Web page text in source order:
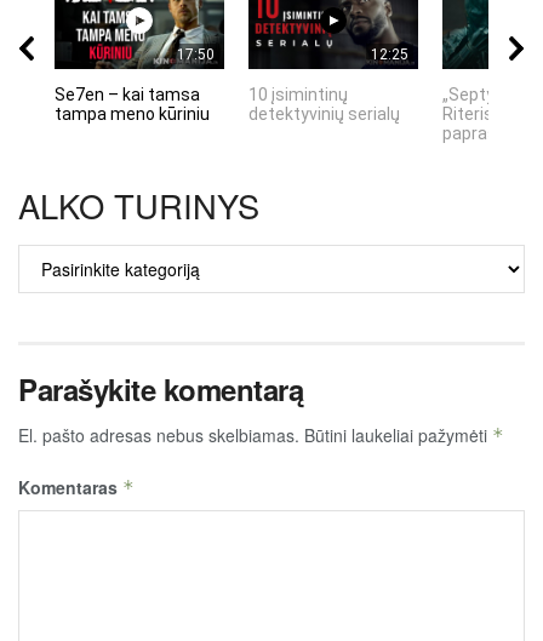
17:50
Se7en – kai tamsa
tampa meno kūriniu
12:25
10 įsimintinų
detektyvinių serialų
„Septynių
Riteris" – kai
ALKO TURINYS
TURINYS
Parašykite komentarą
El. pašto adresas nebus skelbiamas. Būtini laukeliai pažymėti *
Komentaras *